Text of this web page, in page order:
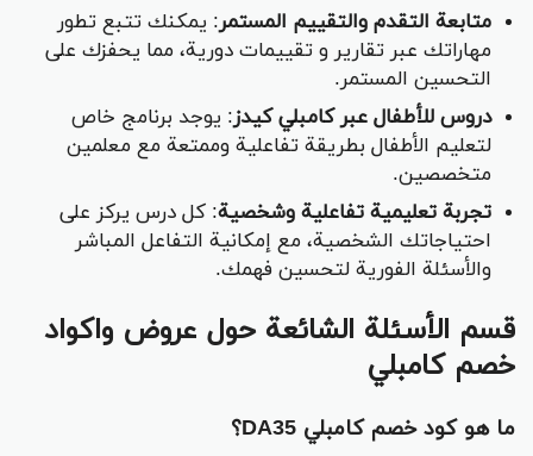
متابعة التقدم والتقييم المستمر: يمكنك تتبع تطور
مهاراتك عبر تقارير و تقييمات دورية، مما يحفزك على
التحسين المستمر.
دروس للأطفال عبر كامبلي كيدز: يوجد برنامج خاص
لتعليم الأطفال بطريقة تفاعلية وممتعة مع معلمين
متخصصين.
تجربة تعليمية تفاعلية وشخصية: كل درس يركز على
احتياجاتك الشخصية، مع إمكانية التفاعل المباشر
والأسئلة الفورية لتحسين فهمك.
قسم الأسئلة الشائعة حول عروض واكواد
خصم كامبلي
ما هو كود خصم كامبلي DA35؟